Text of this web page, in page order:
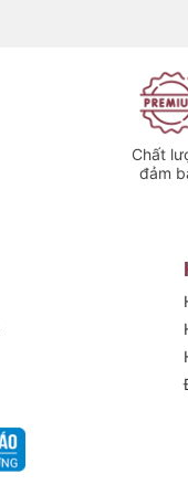
Chất
đảm